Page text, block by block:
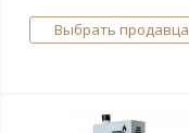
Выбрать продавца